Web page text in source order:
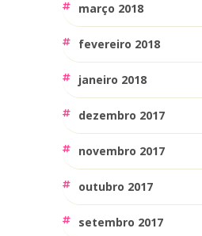
março 2018
fevereiro 2018
janeiro 2018
dezembro 2017
novembro 2017
outubro 2017
setembro 2017